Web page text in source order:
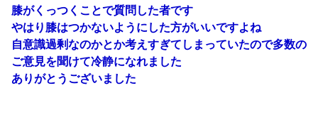
膝がくっつくことで質問した者です
やはり膝はつかないようにした方がいいですよね
自意識過剰なのかとか考えすぎてしまっていたので多数の
ご意見を聞けて冷静になれました
ありがとうございました